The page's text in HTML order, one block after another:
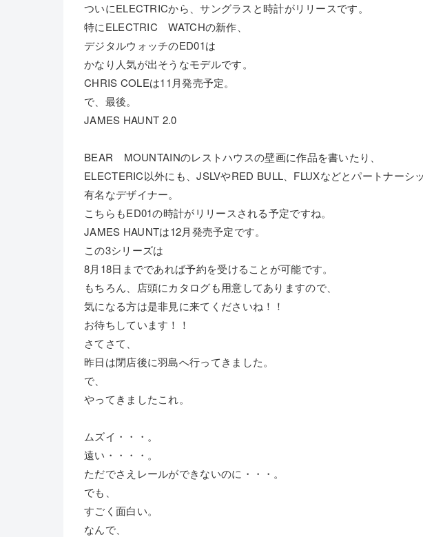
ついにELECTRICから、サングラスと時計がリリースです。
特にELECTRIC WATCHの新作、
デジタルウォッチのED01は
かなり人気が出そうなモデルです。
CHRIS COLEは11月発売予定。
で、最後。
JAMES HAUNT 2.0
BEAR MOUNTAINのレストハウスの壁画に作品を書いたり、
ELECTERIC以外にも、JSLVやRED BULL、FLUXなどとパートナーシ
有名なデザイナー。
こちらもED01の時計がリリースされる予定ですね。
JAMES HAUNTは12月発売予定です。
この3シリーズは
8月18日までであれば予約を受けることが可能です。
もちろん、店頭にカタログも用意してありますので、
気になる方は是非見に来てくださいね！！
お待ちしています！！
さてさて、
昨日は閉店後に羽島へ行ってきました。
で、
やってきましたこれ。
ムズイ・・・。
遠い・・・・。
ただでさえレールができないのに・・・。
でも、
すごく面白い。
なんで、